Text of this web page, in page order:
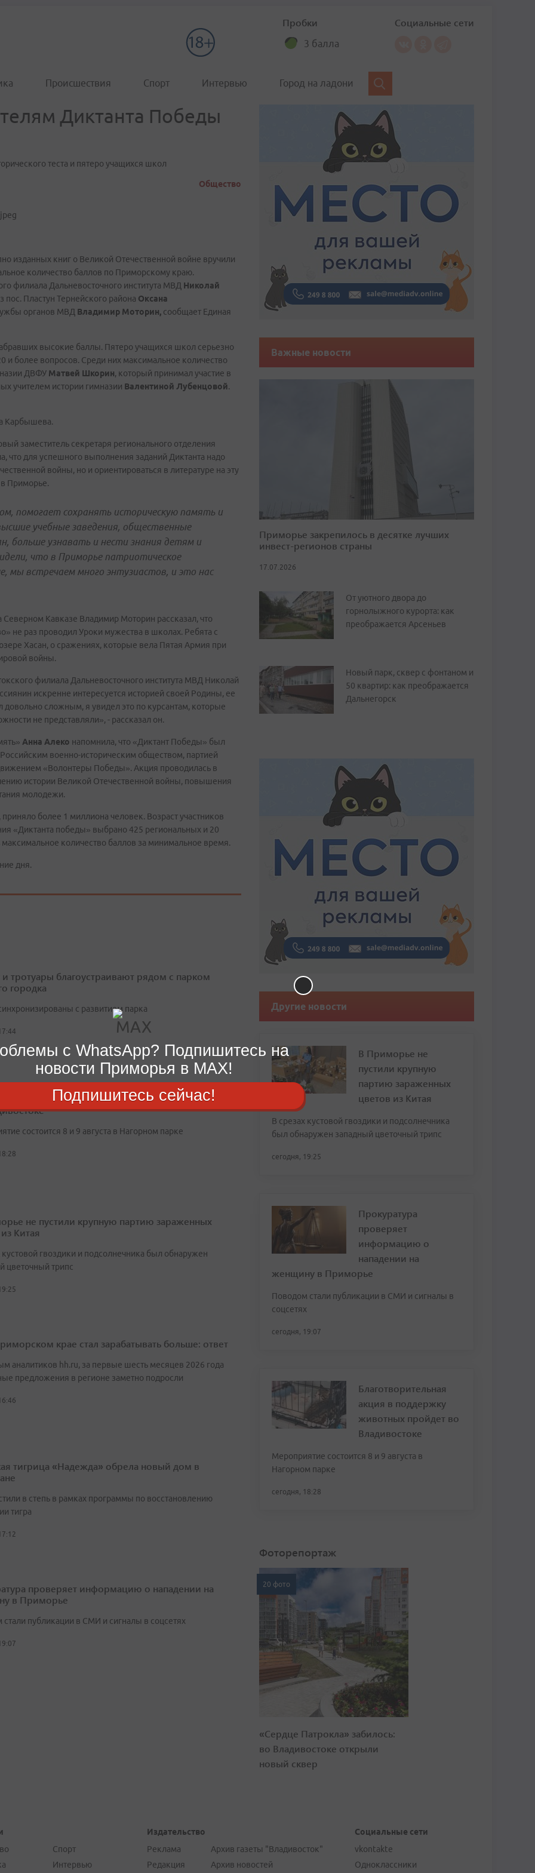
Пробки
3 балла
Социальные сети
Происшествия Спорт Интервью Город на ладони
Диктанта Победы
теста и пятеро учащихся школ
Общество
изданных книг о Великой Отечественной войне вручили
количество баллов по Приморскому краю.
филиала Дальневосточного института МВД Николай
пос. Пластун Тернейского района Оксана
органов МВД Владимир Моторин, сообщает Единая
высокие баллы. Пятеро учащихся школ серьезно
и более вопросов. Среди них максимальное количество
ДВФУ Матвей Шкорин, который принимал участие в
учителем истории гимназии Валентиной Лубенцовой.
Карбышева.
заместитель секретаря регионального отделения
что для успешного выполнения заданий Диктанта надо
войны, но и ориентироваться в литературе на эту
Приморье.
помогает сохранять историческую память и
учебные заведения, общественные
больше узнавать и нести знания детям и
что в Приморье патриотическое
мы встречаем много энтузиастов, и это нас
Кавказе Владимир Моторин рассказал, что
не раз проводил Уроки мужества в школах. Ребята с
Хасан, о сражениях, которые вела Пятая Армия при
войны.
филиала Дальневосточного института МВД Николай
искренне интересуется историей своей Родины, ее
довольно сложным, я увидел это по курсантам, которые
не представляли», - рассказал он.
Анна Алеко напомнила, что «Диктант Победы» был
военно-историческим обществом, партией
«Волонтеры Победы». Акция проводилась в
истории Великой Отечественной войны, повышения
молодежи.
более 1 миллиона человек. Возраст участников
«Диктанта победы» выбрано 425 региональных и 20
количество баллов за минимальное время.
дня.
тротуары благоустраивают рядом с парком
городка
с развитием парка
акция в поддержку животных пройдет
состоится 8 и 9 августа в Нагорном парке
не пустили крупную партию зараженных
Китая
кустовой гвоздики и подсолнечника был обнаружен
цветочный трипс
крае стал зарабатывать больше: ответ
аналитиков hh.ru, за первые шесть месяцев 2026 года
предложения в регионе заметно подросли
тигрица «Надежда» обрела новый дом в
в степь в рамках программы по восстановлению
тигра
проверяет информацию о нападении на
в Приморье
публикации в СМИ и сигналы в соцсетях
Важные новости
Приморье закрепилось в десятке лучших
инвест-регионов страны
17.07.2026
От уютного двора до
горнолыжного курорта: как
преображается Арсеньев
Новый парк, сквер с фонтаном и
50 квартир: как преображается
Дальнегорск
Другие новости
В Приморье не
пустили крупную
партию зараженных
цветов из Китая
В срезах кустовой гвоздики и подсолнечника
был обнаружен западный цветочный трипс
сегодня, 19:25
Прокуратура
проверяет
информацию о
нападении на
женщину в Приморье
Поводом стали публикации в СМИ и сигналы в
соцсетях
сегодня, 19:07
Благотворительная
акция в поддержку
животных пройдет во
Владивостоке
Мероприятие состоится 8 и 9 августа в
Нагорном парке
сегодня, 18:28
Фоторепортаж
20 фото
«Сердце Патрокла» забилось:
во Владивостоке открыли
новый сквер
Спорт
Интервью
Издательство
Реклама
Редакция
Архив газеты "Владивосток"
Архив новостей
Социальные сети
vkontakte
Одноклассники
с WhatsApp? Подпишитесь на
новости Приморья в MAX!
Подпишитесь сейчас!